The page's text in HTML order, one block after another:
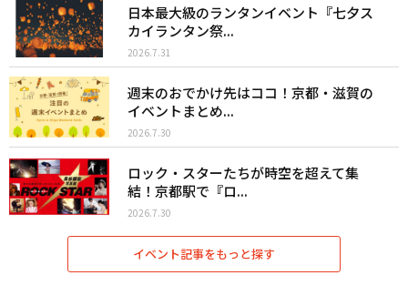
日本最大級のランタンイベント『七夕ス
カイランタン祭...
2026.7.31
週末のおでかけ先はココ！京都・滋賀の
イベントまとめ...
2026.7.30
ロック・スターたちが時空を超えて集
結！京都駅で『ロ...
2026.7.30
イベント記事をもっと探す